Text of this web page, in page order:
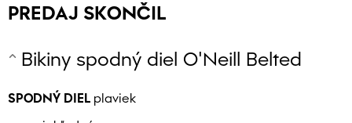
PREDAJ SKONČIL
Bikiny spodný diel O'Neill Belted
SPODNÝ DIEL plaviek